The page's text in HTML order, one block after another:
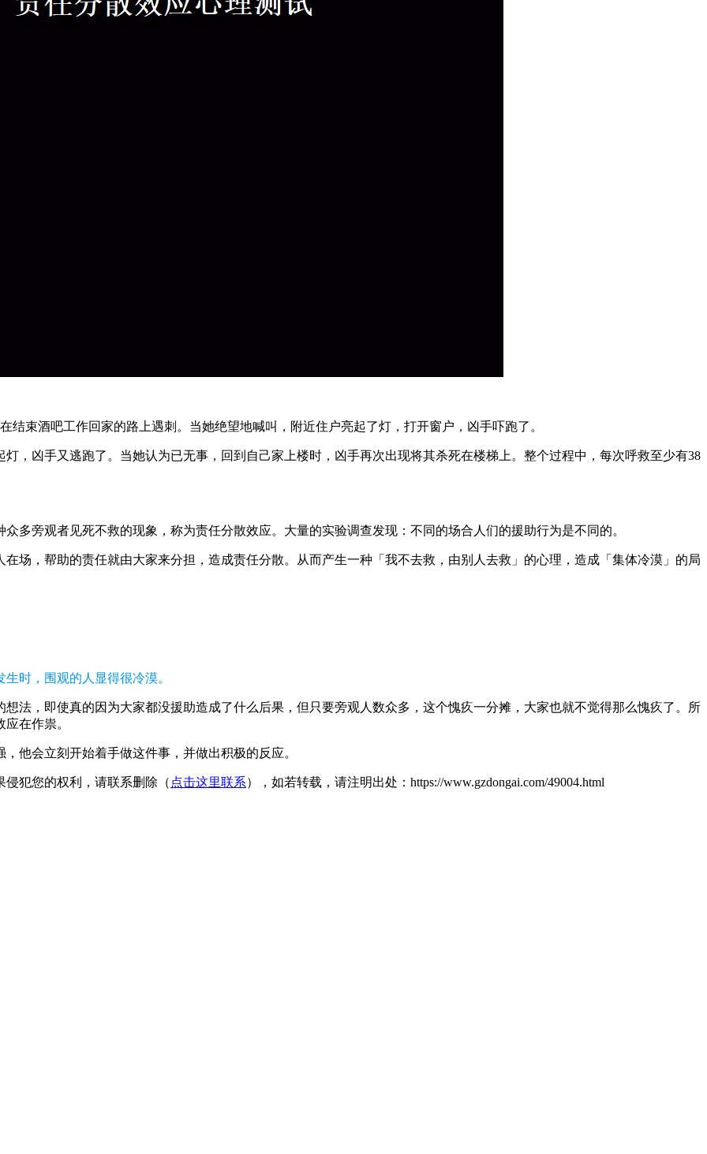
结束酒吧工作回家的路上遇刺。当她绝望地喊叫，附近住户亮起了灯，打开窗户，凶手吓跑了。
，凶手又逃跑了。当她认为已无事，回到自己家上楼时，凶手再次出现将其杀死在楼梯上。整个过程中，每次呼救至少有38
多旁观者见死不救的现象，称为责任分散效应。大量的实验调查发现：不同的场合人们的援助行为是不同的。
场，帮助的责任就由大家来分担，造成责任分散。从而产生一种「我不去救，由别人去救」的心理，造成「集体冷漠」的局
时，围观的人显得很冷漠。
法，即使真的因为大家都没援助造成了什么后果，但只要旁观人数众多，这个愧疚一分摊，大家也就不觉得那么愧疚了。所
在作祟。
他会立刻开始着手做这件事，并做出积极的反应。
犯您的权利，请联系删除（ 点击这里联系），如若转载，请注明出处：https://www.gzdongai.com/49004.html